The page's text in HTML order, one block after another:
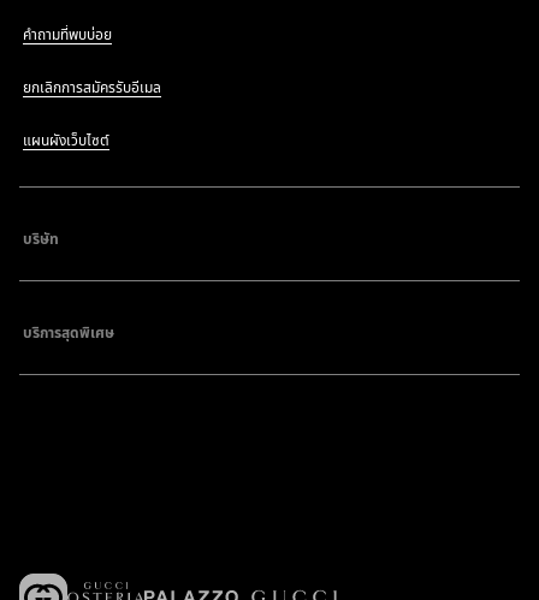
คำถามที่พบบ่อย
ยกเลิกการสมัครรับอีเมล
แผนผังเว็บไซต์
บริษัท
บริการสุดพิเศษ